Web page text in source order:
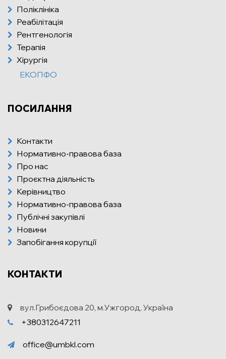
Поліклініка
Реабілітація
Рентгенологія
Терапія
Хірургія
ЕКОПФО
ПОСИЛАННЯ
Контакти
Нормативно-правова база
Про нас
Проєктна діяльність
Керівництво
Нормативно-правова база
Публічні закупівлі
Новини
Запобігання корупції
КОНТАКТИ
вул.Грибоєдова 20, м.Ужгород, Україна
+380312647211
office@umbkl.com